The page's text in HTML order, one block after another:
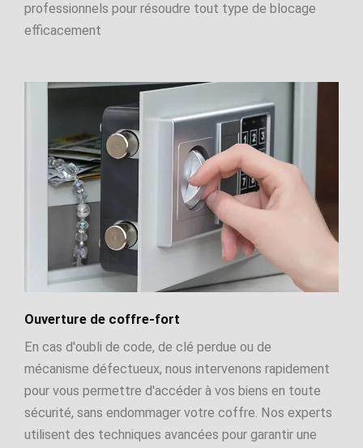
professionnels pour résoudre tout type de blocage
efficacement
Ouverture de coffre-fort
En cas d'oubli de code, de clé perdue ou de
mécanisme défectueux, nous intervenons rapidement
pour vous permettre d'accéder à vos biens en toute
sécurité, sans endommager votre coffre. Nos experts
utilisent des techniques avancées pour garantir une